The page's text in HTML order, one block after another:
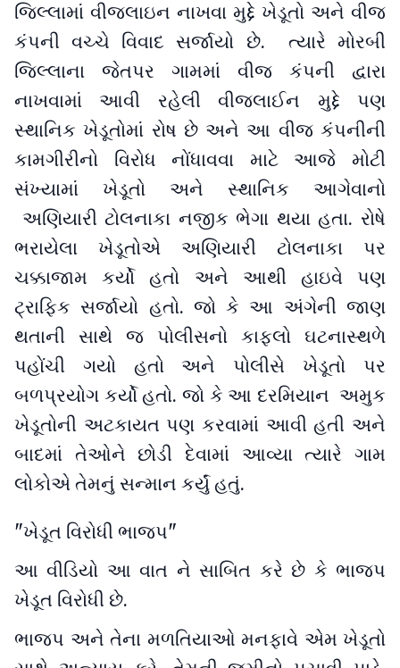
જિલ્લામાં વીજલાઇન નાખવા મુદ્દે ખેડૂતો અને વીજ
કંપની વચ્ચે વિવાદ સર્જાયો છે. ત્યારે મોરબી
જિલ્લાના જેતપર ગામમાં વીજ કંપની દ્વારા
નાખવામાં આવી રહેલી વીજલાઈન મુદ્દે પણ
સ્થાનિક ખેડૂતોમાં રોષ છે અને આ વીજ કંપનીની
કામગીરીનો વિરોધ નોંધાવવા માટે આજે મોટી
સંખ્યામાં ખેડૂતો અને સ્થાનિક આગેવાનો
અણિયારી ટોલનાકા નજીક ભેગા થયા હતા. રોષે
ભરાયેલા ખેડૂતોએ અણિયારી ટોલનાકા પર
ચક્કાજામ કર્યો હતો અને આથી હાઇવે પણ
ટ્રાફિક સર્જાયો હતો. જો કે આ અંગેની જાણ
થતાની સાથે જ પોલીસનો કાફલો ઘટનાસ્થળે
પહોંચી ગયો હતો અને પોલીસે ખેડૂતો પર
બળપ્રયોગ કર્યો હતો. જો કે આ દરમિયાન અમુક
ખેડૂતોની અટકાયત પણ કરવામાં આવી હતી અને
બાદમાં તેઓને છોડી દેવામાં આવ્યા ત્યારે ગામ
લોકોએ તેમનું સન્માન કર્યું હતું.
"ખેડૂત વિરોધી ભાજપ"
આ વીડિયો આ વાત ને સાબિત કરે છે કે ભાજપ
ખેડૂત વિરોધી છે.
ભાજપ અને તેના મળતિયાઓ મનફાવે એમ ખેડૂતો